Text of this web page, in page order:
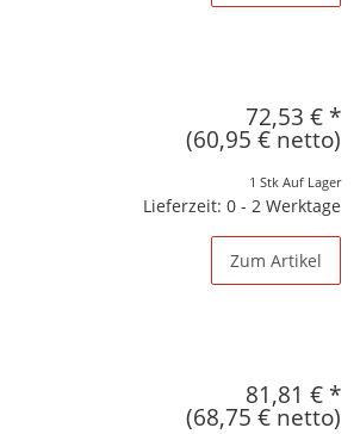
72,53 € *
(60,95 € netto)
1 Stk Auf Lager
Lieferzeit: 0 - 2 Werktage
Zum Artikel
81,81 € *
(68,75 € netto)